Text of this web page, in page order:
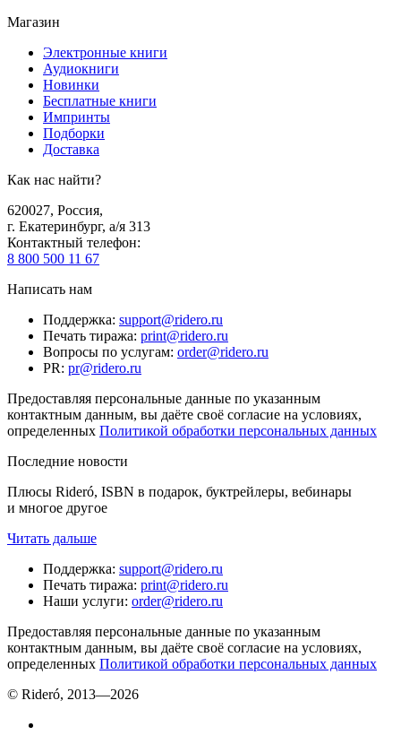
Магазин
Электронные книги
Аудиокниги
Новинки
Бесплатные книги
Импринты
Подборки
Доставка
Как нас найти?
620027, Россия,
г. Екатеринбург, а/я 313
Контактный телефон:
8 800 500 11 67
Написать нам
Поддержка: support@ridero.ru
Печать тиража: print@ridero.ru
Вопросы по услугам: order@ridero.ru
PR: pr@ridero.ru
Предоставляя персональные данные по указанным
контактным данным, вы даёте своё согласие на условиях,
определенных Политикой обработки персональных данных
Последние новости
Плюсы Rideró, ISBN в подарок, буктрейлеры, вебинары
и многое другое
Читать дальше
Поддержка: support@ridero.ru
Печать тиража: print@ridero.ru
Наши услуги: order@ridero.ru
Предоставляя персональные данные по указанным
контактным данным, вы даёте своё согласие на условиях,
определенных Политикой обработки персональных данных
© Rideró, 2013—2026